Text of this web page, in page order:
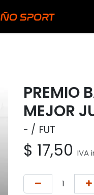
PREMIO
MEJOR
- FUT
$ 17,50 IVA